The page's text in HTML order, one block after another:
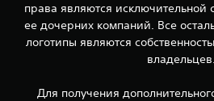
права являются исключительной
ее дочерних компаний. Все
логотипы являются
владельцев.
Для получения